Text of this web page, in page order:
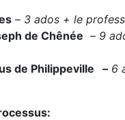
– 3 ados + le
de Chênée – 9
de Philippeville – 6